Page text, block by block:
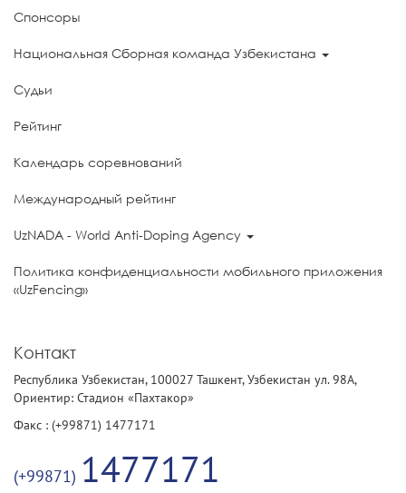
Спонсоры
Национальная Сборная команда Узбекистана
Судьи
Рейтинг
Календарь соревнований
Международный рейтинг
UzNADA - World Anti-Doping Agency
Политика конфиденциальности мобильного приложения
«UzFencing»
Контакт
Республика Узбекистан, 100027 Ташкент, Узбекистан ул. 98А,
Ориентир: Стадион «Пахтакор»
Факс : (+99871) 1477171
(+99871) 1477171